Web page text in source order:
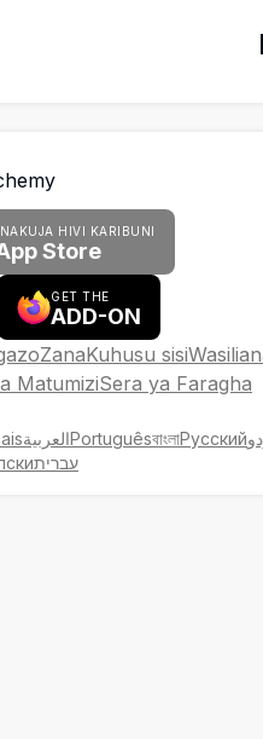
HIVI KARIBUNI
Store
GET THE
ADD-ON
ZanaKuhusu sisi
MatumiziSera ya Faragha
العربيةPortuguêsবাংলাРусский
עברית